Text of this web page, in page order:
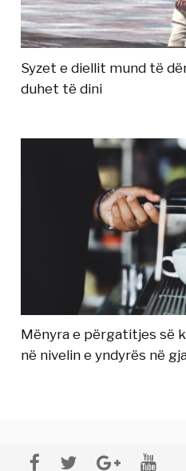
Syzet e diellit mund të
duhet të dini
Mënyra e përgatitjes së
në nivelin e yndyrës në